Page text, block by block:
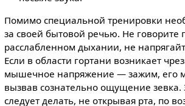
Помимо специальной тренировки
за своей бытовой речью. Не говорите
расслабленном дыхании, не
Если в области гортани возникает
мышечное напряжение — зажим, его
вызвав сознательно ощущение зевка.
следует делать, не открывая рта, по